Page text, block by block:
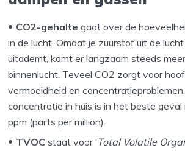
CO2-gehalte gaat over de
in de lucht. Omdat je zuurstof uit de
uitademt, komt er langzaam steeds
binnenlucht. Teveel CO2 zorgt voor
vermoeidheid en
concentratie in huis is in het beste
ppm (parts per million).
TVOC staat voor ‘ Total Volatile